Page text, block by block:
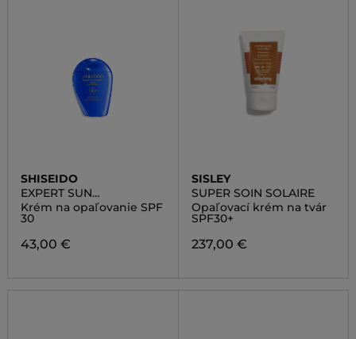
SHISEIDO
EXPERT SUN
PROTECTOR LOTION SPF
30
Krém na opaľovanie SPF
30
43,00 €
SISLEY
SUPER SOIN SOLAIRE
Opaľovací krém na tvár
SPF30+
237,00 €